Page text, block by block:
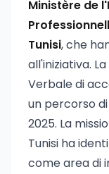
Ministère de
Tunisi, che
all'iniziativa.
Verbale di
un percorso
2025. La
Tunisi ha
come area di